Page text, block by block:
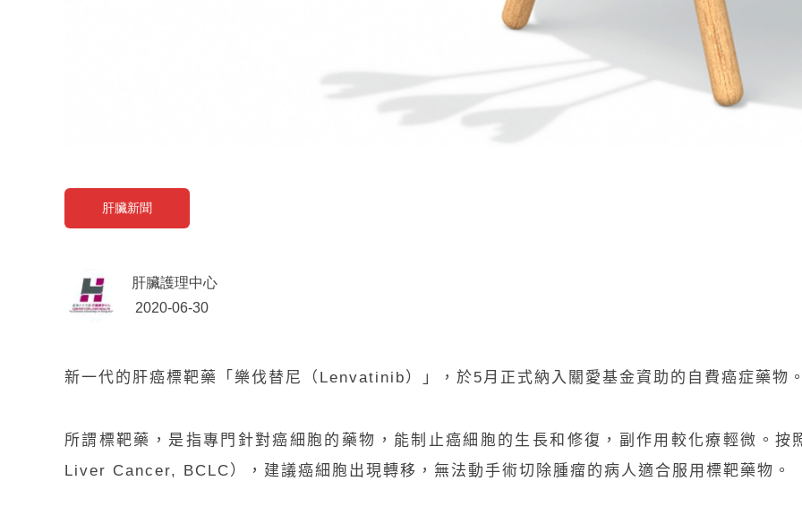
肝臟新聞
肝臟護理中心
2020-06-30
新一代的肝癌標靶藥「樂伐替尼（ Lenvatinib）」，於5月正式納入關愛基金資助的自費癌症藥物
所謂標靶藥，是指專門針對癌細胞的藥物，能制止癌細胞的生長和修復，副作用較化療輕微。按
Liver Cancer, BCLC），建議癌細胞出現轉移，無法動手術切除腫瘤的病人適合服用標靶藥物。